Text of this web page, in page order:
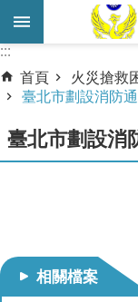
跳到主要內容區塊
進
階
尋
機
:::
:::
首頁
火災搶救
臺北市劃設消防
臺北市劃設消
相關檔案